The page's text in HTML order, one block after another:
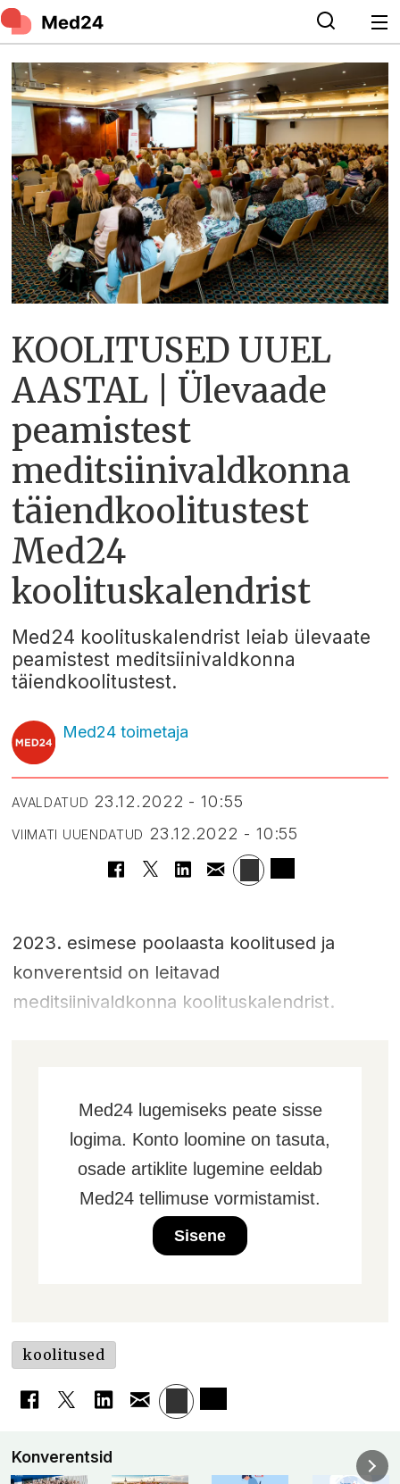
KOOLITUSED UUEL
AASTAL | Ülevaade
peamistest
meditsiinivaldkonna
täiendkoolitustest
Med24
koolituskalendrist
Med24 koolituskalendrist leiab ülevaate
peamistest meditsiinivaldkonna
täiendkoolitustest.
Med24 toimetaja
AVALDATUD 23.12.2022 - 10:55
VIIMATI UUENDATUD 23.12.2022 - 10:55
2023. esimese poolaasta koolitused ja
konverentsid on leitavad
meditsiinivaldkonna koolituskalendrist.
Med24 lugemiseks peate sisse
logima. Konto loomine on tasuta,
osade artiklite lugemine eeldab
Med24 tellimuse vormistamist.
Sisene
koolitused
Konverentsid